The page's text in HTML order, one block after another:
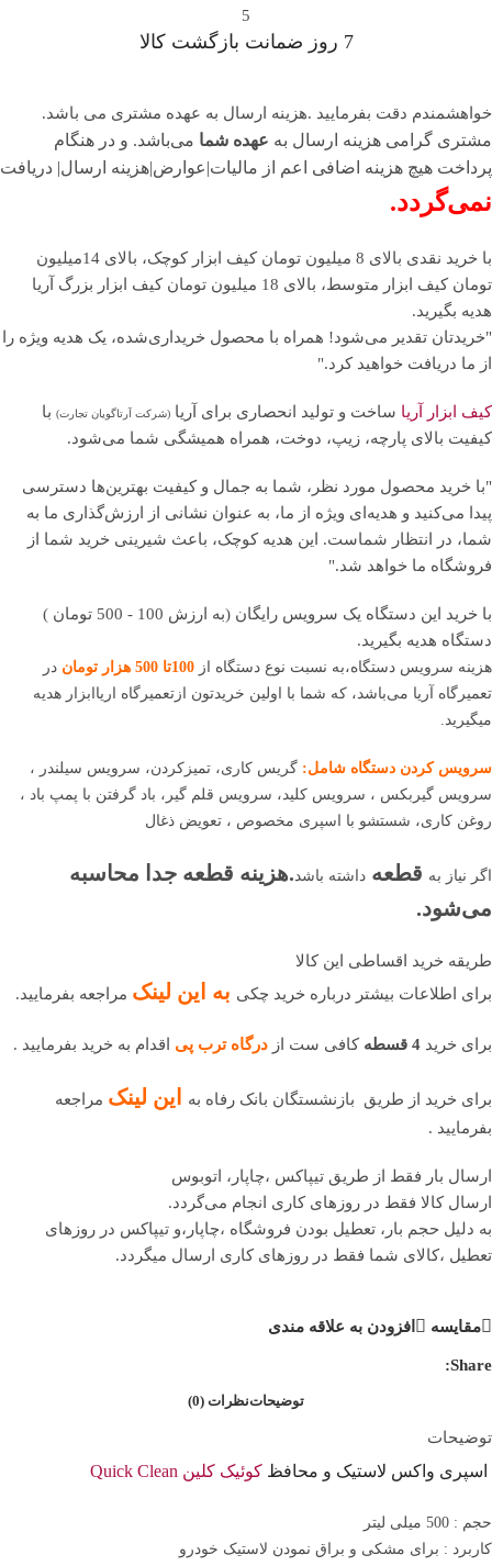
5
7 روز ضمانت بازگشت کالا
خواهشمندم دقت بفرمایید .هزینه ارسال به عهده مشتری می باشد.
مشتری گرامی هزینه ارسال به عهده شما می‌باشد. و در هنگام
پرداخت هیچ هزینه اضافی اعم از مالیات|عوارض|هزینه ارسال| دریافت
نمی‌گردد.
با خرید نقدی بالای 8 میلیون تومان کیف ابزار کوچک، بالای 14میلیون
تومان کیف ابزار متوسط، بالای 18 میلیون تومان کیف ابزار بزرگ آریا
هدیه بگیرید.
"خریدتان تقدیر می‌شود! همراه با محصول خریداری‌شده، یک هدیه ویژه را
از ما دریافت خواهید کرد."
کیف ابزار آریا ساخت و تولید انحصاری برای آریا (شرکت آرتاگویان تجارت) با
کیفیت بالای پارچه، زیپ، دوخت، همراه همیشگی شما می‌شود.
"با خرید محصول مورد نظر، شما به جمال و کیفیت بهترین‌ها دسترسی
پیدا می‌کنید و هدیه‌ای ویژه از ما، به عنوان نشانی از ارزش‌گذاری ما به
شما، در انتظار شماست. این هدیه کوچک، باعث شیرینی خرید شما از
فروشگاه ما خواهد شد."
با خرید این دستگاه یک سرویس رایگان (به ارزش 100 - 500 تومان )
دستگاه هدیه بگیرید.
هزینه سرویس دستگاه،به نسبت نوع دستگاه از
در
تعمیرگاه آریا می‌باشد، که شما با اولین خریدتون ازتعمیرگاه اریاابزار هدیه
میگیرید.
سرویس کردن دستگاه شامل: گریس کاری، تمیزکردن، سرویس سیلندر ،
سرویس گیربکس ، سرویس کلید، سرویس قلم گیر، باد گرفتن با پمپ باد ،
روغن کاری، شستشو با اسپری مخصوص ، تعویض ذغال
اگر نیاز به قطعه داشته باشد.هزینه قطعه جدا محاسبه
می‌شود.
طریقه خرید اقساطی این کالا
برای اطلاعات بیشتر درباره خرید چکی به این لینک مراجعه بفرمایید.
برای خرید کافی ست از درگاه ترب پی اقدام به خرید بفرمایید .
برای خرید از طریق بازنشستگان بانک رفاه به این لینک مراجعه
بفرمایید .
ارسال بار فقط از طریق تیپاکس ،چاپار، اتوبوس
ارسال کالا فقط در روزهای کاری انجام می‌گردد.
به دلیل حجم بار، تعطیل بودن فروشگاه ،چاپار،و تیپاکس در روزهای
تعطیل ،کالای شما فقط در روزهای کاری ارسال میگردد.
مقایسه افزودن به علاقه مندی
Share:
توضیحاتنظرات (0)
توضیحات
اسپری واکس لاستیک و محافظ کوئیک کلین Quick Clean
حجم : 500 میلی لیتر
کاربرد : برای مشکی و براق نمودن لاستیک خودرو